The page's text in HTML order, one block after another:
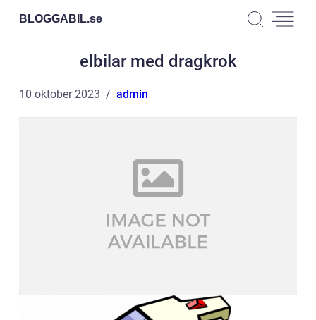
BLOGGABIL.se
elbilar med dragkrok
10 oktober 2023 admin